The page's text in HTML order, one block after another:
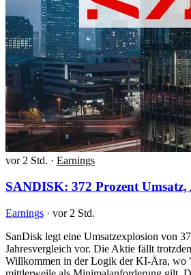
vor 2 Std. · Earnings
SANDISK: 372 Prozent
Earnings · vor 2 Std.
SanDisk legt eine Umsatzexplosion von
Jahresvergleich vor. Die Aktie fällt
Willkommen in der Logik der KI-Ära, wo